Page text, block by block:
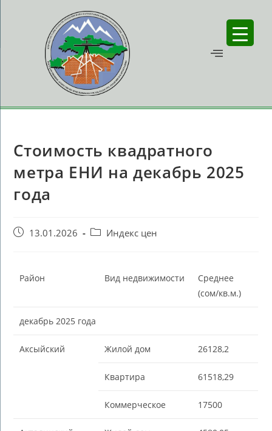
Стоимость квадратного
метра ЕНИ на декабрь 2025
года
13.01.2026 Индекс цен
Район Вид недвижимости
Среднее
(сом/кв.м.)
декабрь 2025 года
Аксыйский Жилой дом 26128,2
Квартира 61518,29
Коммерческое 17500